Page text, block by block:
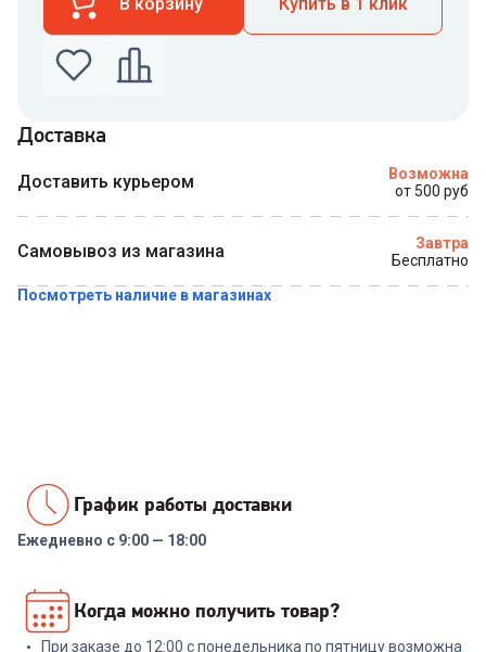
связаться с вами
Доставка
Доставить курьером
Возможна
от 500 руб
Самовывоз из магазина
Завтра
Бесплатно
Посмотреть наличие в магазинах
График работы доставки
Ежедневно с 9:00 — 18:00
Когда можно получить товар?
При заказе до 12:00 с понедельника по пятницу возможна